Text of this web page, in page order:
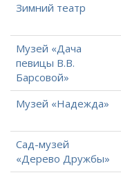
Зимний театр
Музей «Дача
певицы В.В.
Барсовой»
Музей «Надежда»
Сад-музей
«Дерево Дружбы»